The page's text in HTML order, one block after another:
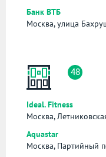
Банк ВТБ
Москва, улица
48
Ideal. Fitness
Москва,
Aquastar
Москва, Партийный